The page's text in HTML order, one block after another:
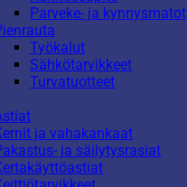
Parveke- ja kynnysmatot
Työkalut
Sähkötarvikkeet
Turvatuotteet
ja vahakankaat
ja säilytysrasiat